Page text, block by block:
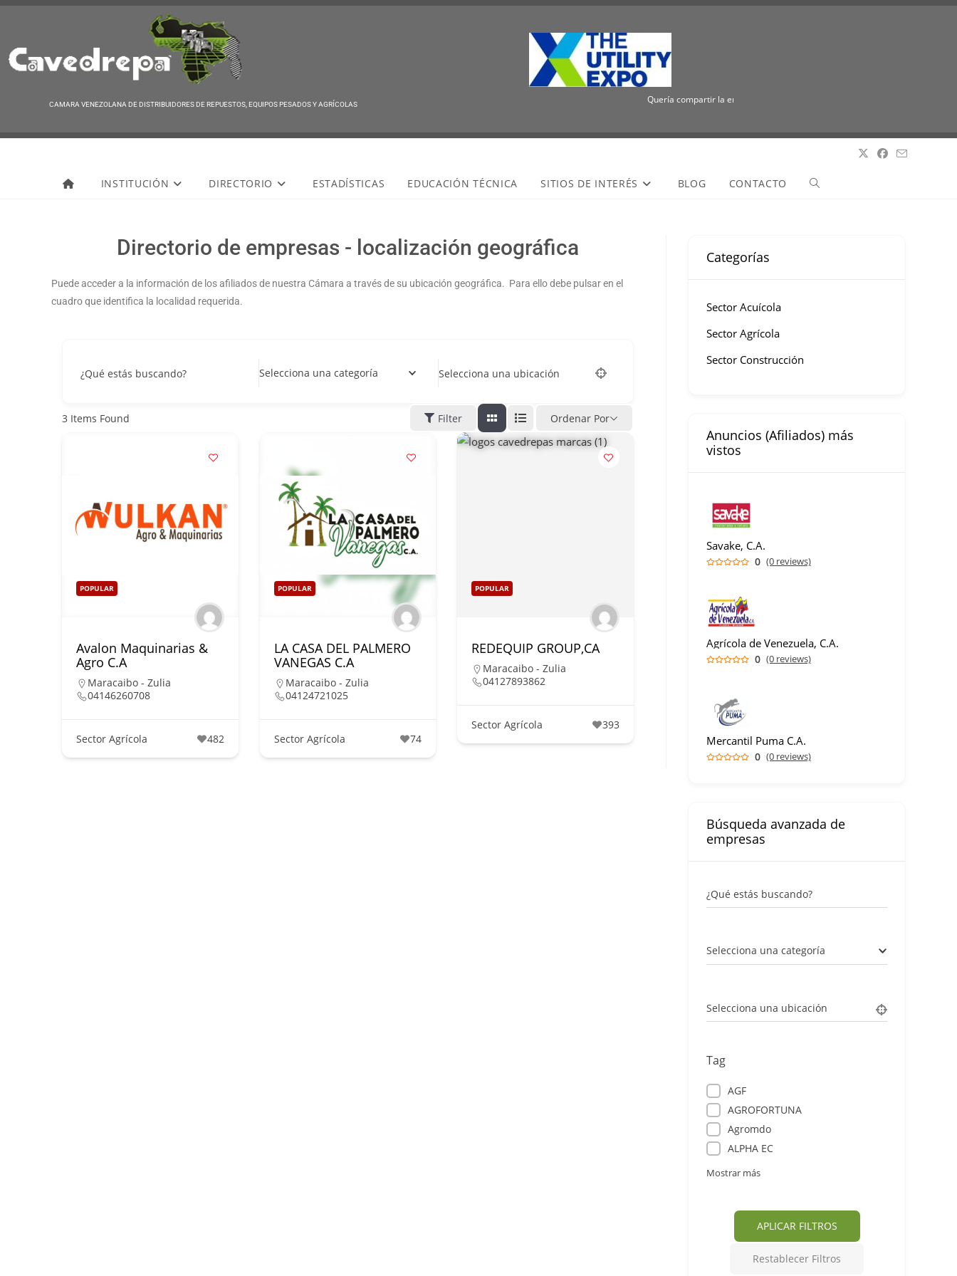
CAMARA VENEZOLANA DE DISTRIBUIDORES DE REPUESTOS, EQUIPOS PESADOS Y AGRÍCOLAS Quería compartir la emocionante noticia de que ICUEE tiene un nuevo
INSTITUCIÓN DIRECTORIO ESTADÍSTICAS EDUCACIÓN TÉCNICA SITIOS DE INTERÉS BLOG CONTACTO
Directorio de empresas - localización geográfica
Puede acceder a la información de los afiliados de nuestra Cámara a través de su ubicación geográfica. Para ello debe pulsar en el
cuadro que identifica la localidad requerida.
¿Qué estás buscando? Selecciona una categoría Selecciona una ubicación
3 Items Found Filter Ordenar Por
POPULAR
Avalon Maquinarias &
Agro C.A
Maracaibo - Zulia
04146260708
Sector Agrícola 482
POPULAR
LA CASA DEL PALMERO
VANEGAS C.A
Maracaibo - Zulia
04124721025
Sector Agrícola 74
POPULAR
REDEQUIP GROUP,CA
Maracaibo - Zulia
04127893862
Sector Agrícola 393
Categorías
Sector Acuícola
Sector Agrícola
Sector Construcción
Anuncios (Afiliados) más
vistos
Savake, C.A.
0 (0 reviews)
Agrícola de Venezuela, C.A.
0 (0 reviews)
Mercantil Puma C.A.
0 (0 reviews)
Búsqueda avanzada de
empresas
¿Qué estás buscando?
Selecciona una categoría
Selecciona una ubicación
Tag
AGF
AGROFORTUNA
Agromdo
ALPHA EC
Mostrar más
APLICAR FILTROS
Restablecer Filtros